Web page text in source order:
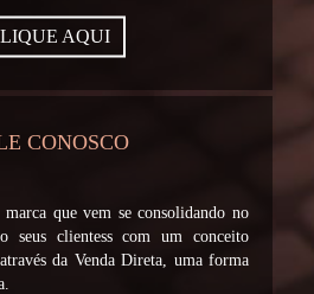
AQUI
CONOSCO
que vem se consolidando no
seus clientess com um conceito
da Venda Direta, uma forma